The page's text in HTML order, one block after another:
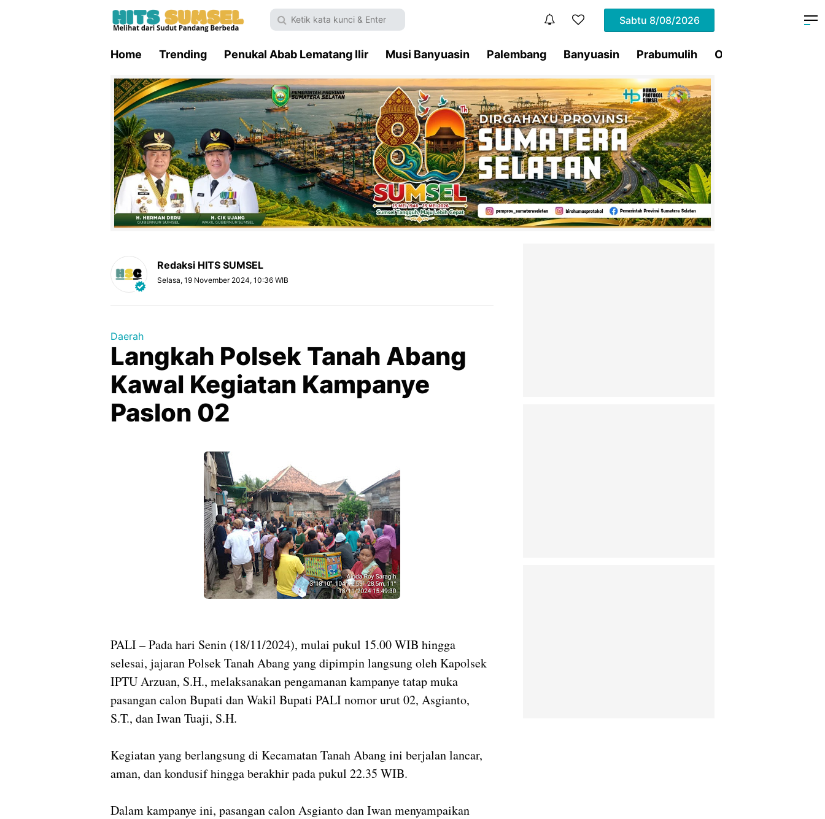
Sabtu 8/08/2026
Home Trending Penukal Abab Lematang Ilir Musi Banyuasin Palembang Banyuasin Prabumulih Ogan Ilir
Redaksi HITS SUMSEL
Selasa, 19 November 2024, 10:36 WIB
Daerah
Langkah Polsek Tanah Abang
Kawal Kegiatan Kampanye
Paslon 02
PALI – Pada hari Senin (18/11/2024), mulai pukul 15.00 WIB hingga
selesai, jajaran Polsek Tanah Abang yang dipimpin langsung oleh Kapolsek
IPTU Arzuan, S.H., melaksanakan pengamanan kampanye tatap muka
pasangan calon Bupati dan Wakil Bupati PALI nomor urut 02, Asgianto,
S.T., dan Iwan Tuaji, S.H.
Kegiatan yang berlangsung di Kecamatan Tanah Abang ini berjalan lancar,
aman, dan kondusif hingga berakhir pada pukul 22.35 WIB.
Dalam kampanye ini, pasangan calon Asgianto dan Iwan menyampaikan